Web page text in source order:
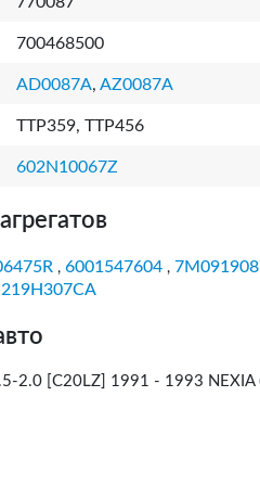
700468500
AD0087A, AZ0087A
TTP359, TTP456
602N10067Z
, 6001547604 ,
2.0 [C20LZ] 1991 - 1993 NEXIA